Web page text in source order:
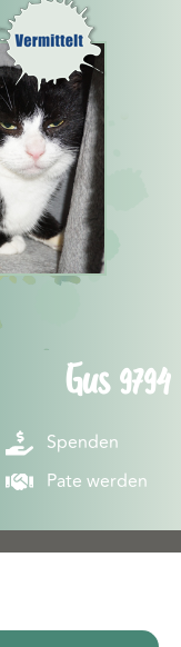
Gus 9794
Spenden
Pate werden